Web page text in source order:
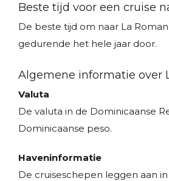
Beste tijd voor een cruise
De beste tijd om naar La
gedurende het hele jaar door.
Algemene informatie over
Valuta
De valuta in de Dominicaanse
Dominicaanse peso.
Haveninformatie
De cruiseschepen leggen aan